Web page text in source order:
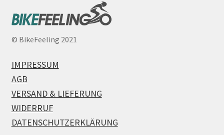
© BikeFeeling 2021
IMPRESSUM
AGB
VERSAND & LIEFERUNG
WIDERRUF
DATENSCHUTZERKLÄRUNG